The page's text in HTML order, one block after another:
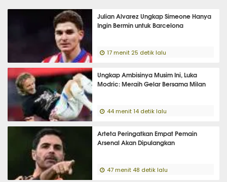
Julian Alvarez Ungkap Simeone Hanya
Ingin Bermin untuk Barcelona
17 menit 25 detik lalu
Ungkap Ambisinya Musim Ini, Luka
Modric: Meraih Gelar Bersama Milan
44 menit 14 detik lalu
Arteta Peringatkan Empat Pemain
Arsenal Akan Dipulangkan
47 menit 48 detik lalu